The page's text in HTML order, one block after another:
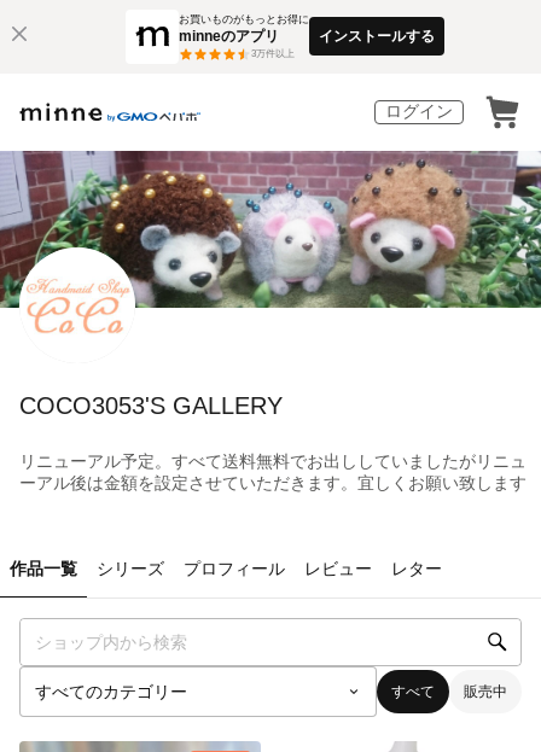
お買いものがもっとお得に
minneのアプリ
3万件以上
インストールする
ログイン
COCO3053'S GALLERY
リニューアル予定。すべて送料無料でお出ししていましたがリニュ
ーアル後は金額を設定させていただきます。宜しくお願い致します
作品一覧 シリーズ プロフィール レビュー レター
すべて 販売中